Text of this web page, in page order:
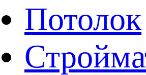
Потолок